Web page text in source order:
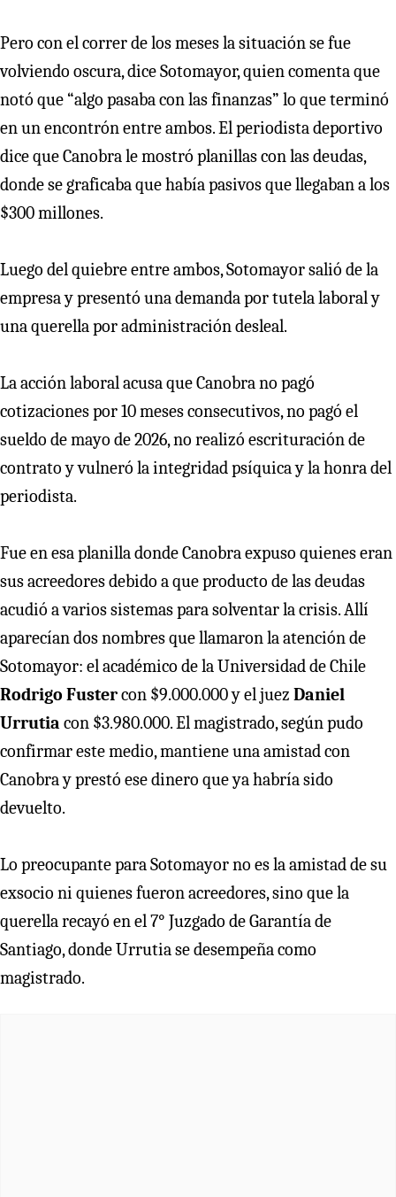
Pero con el correr de los meses la situación se fue
volviendo oscura, dice Sotomayor, quien comenta que
notó que “algo pasaba con las finanzas” lo que terminó
en un encontrón entre ambos. El periodista deportivo
dice que Canobra le mostró planillas con las deudas,
donde se graficaba que había pasivos que llegaban a los
$300 millones.
Luego del quiebre entre ambos, Sotomayor salió de la
empresa y presentó una demanda por tutela laboral y
una querella por administración desleal.
La acción laboral acusa que Canobra no pagó
cotizaciones por 10 meses consecutivos, no pagó el
sueldo de mayo de 2026, no realizó escrituración de
contrato y vulneró la integridad psíquica y la honra del
periodista.
Fue en esa planilla donde Canobra expuso quienes eran
sus acreedores debido a que producto de las deudas
acudió a varios sistemas para solventar la crisis. Allí
aparecían dos nombres que llamaron la atención de
Sotomayor: el académico de la Universidad de Chile
Rodrigo Fustercon $9.000.000 y el juez Daniel
Urrutia con $3.980.000. El magistrado, según pudo
confirmar este medio, mantiene una amistad con
Canobra y prestó ese dinero que ya habría sido
devuelto.
Lo preocupante para Sotomayor no es la amistad de su
exsocio ni quienes fueron acreedores, sino que la
querella recayó en el 7° Juzgado de Garantía de
Santiago, donde Urrutia se desempeña como
magistrado.